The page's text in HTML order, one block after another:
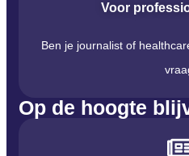
Voor
Ben je journalist of
Op de hoogte